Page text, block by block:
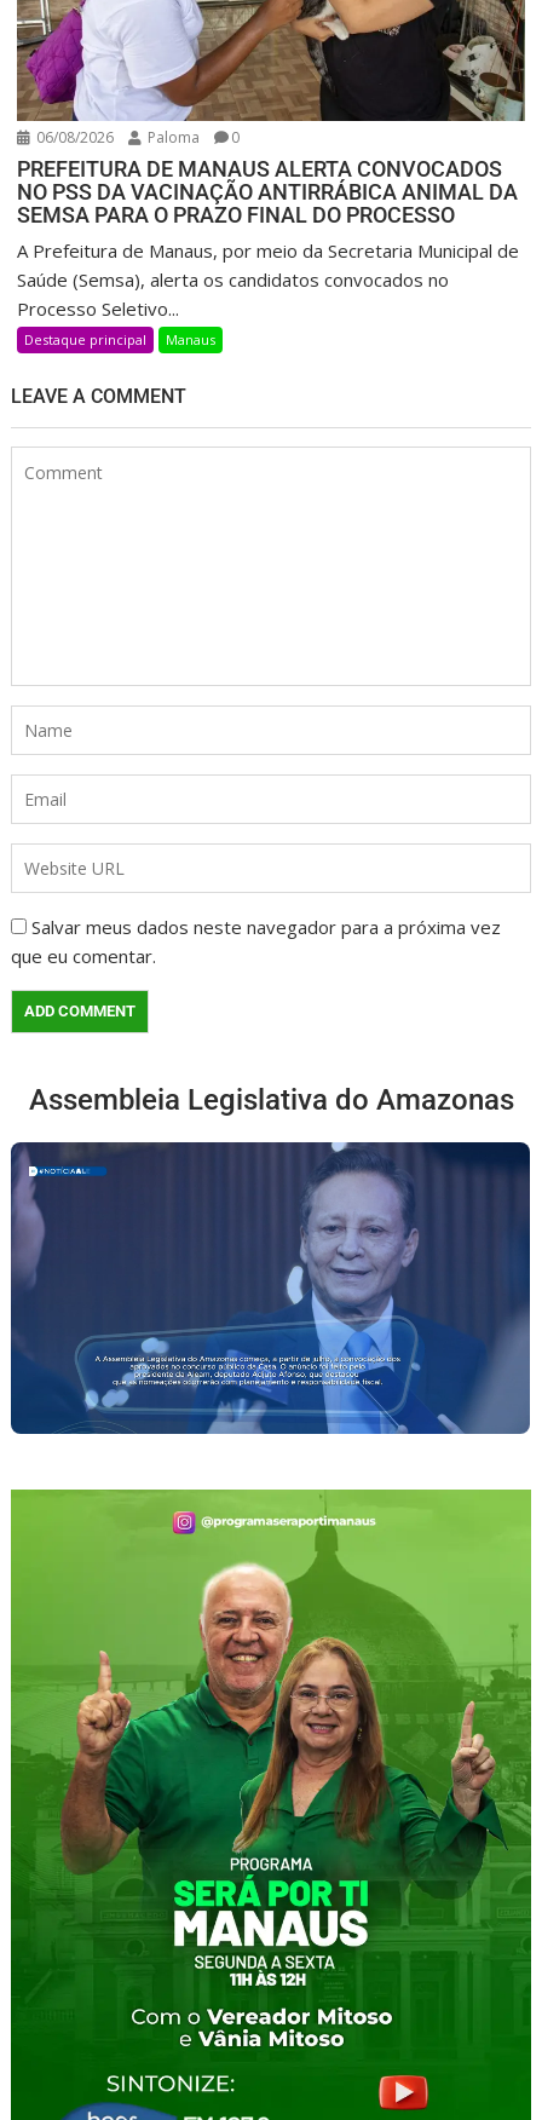
06/08/2026 Paloma 0
PREFEITURA DE MANAUS ALERTA CONVOCADOS
NO PSS DA VACINAÇÃO ANTIRRÁBICA ANIMAL DA
SEMSA PARA O PRAZO FINAL DO PROCESSO
A Prefeitura de Manaus, por meio da Secretaria Municipal de
Saúde (Semsa), alerta os candidatos convocados no
Processo Seletivo...
Destaque principal Manaus
LEAVE A COMMENT
Salvar meus dados neste navegador para a próxima vez
que eu comentar.
Assembleia Legislativa do Amazonas